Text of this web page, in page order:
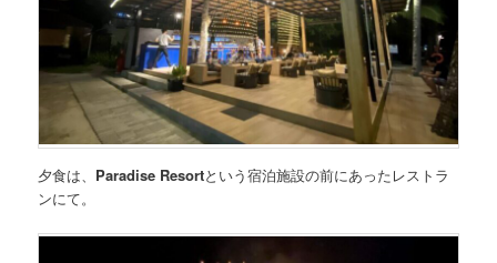
夕食は、 Paradise Resortという宿泊施設の前にあったレストラ
ンにて。